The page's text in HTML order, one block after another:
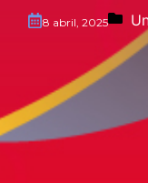
8 abril, 2025